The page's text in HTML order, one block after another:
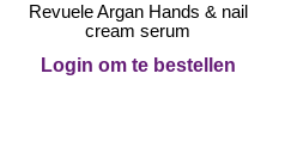
Revuele Argan Hands & nail
cream serum
Login om te bestellen